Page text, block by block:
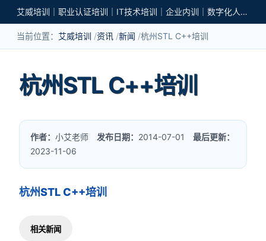
艾威培训｜职业认证培训｜IT技术培训｜企业内训｜数字化人才培养
当前位置： 艾威培训 资讯 新闻 杭州STL C++培训
杭州STL C++培训
作者：小艾老师 发布日期： 2014-07-01最后更新：
2023-11-06
杭州STL C++培训
相关新闻